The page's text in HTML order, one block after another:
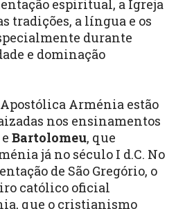
espiritual, a Igreja
tradições, a língua e os
durante
e dominação
Arménia estão
nos ensinamentos
e Bartolomeu, que
já no século I d.C. No
de São Gregório, o
católico oficial
que o cristianismo